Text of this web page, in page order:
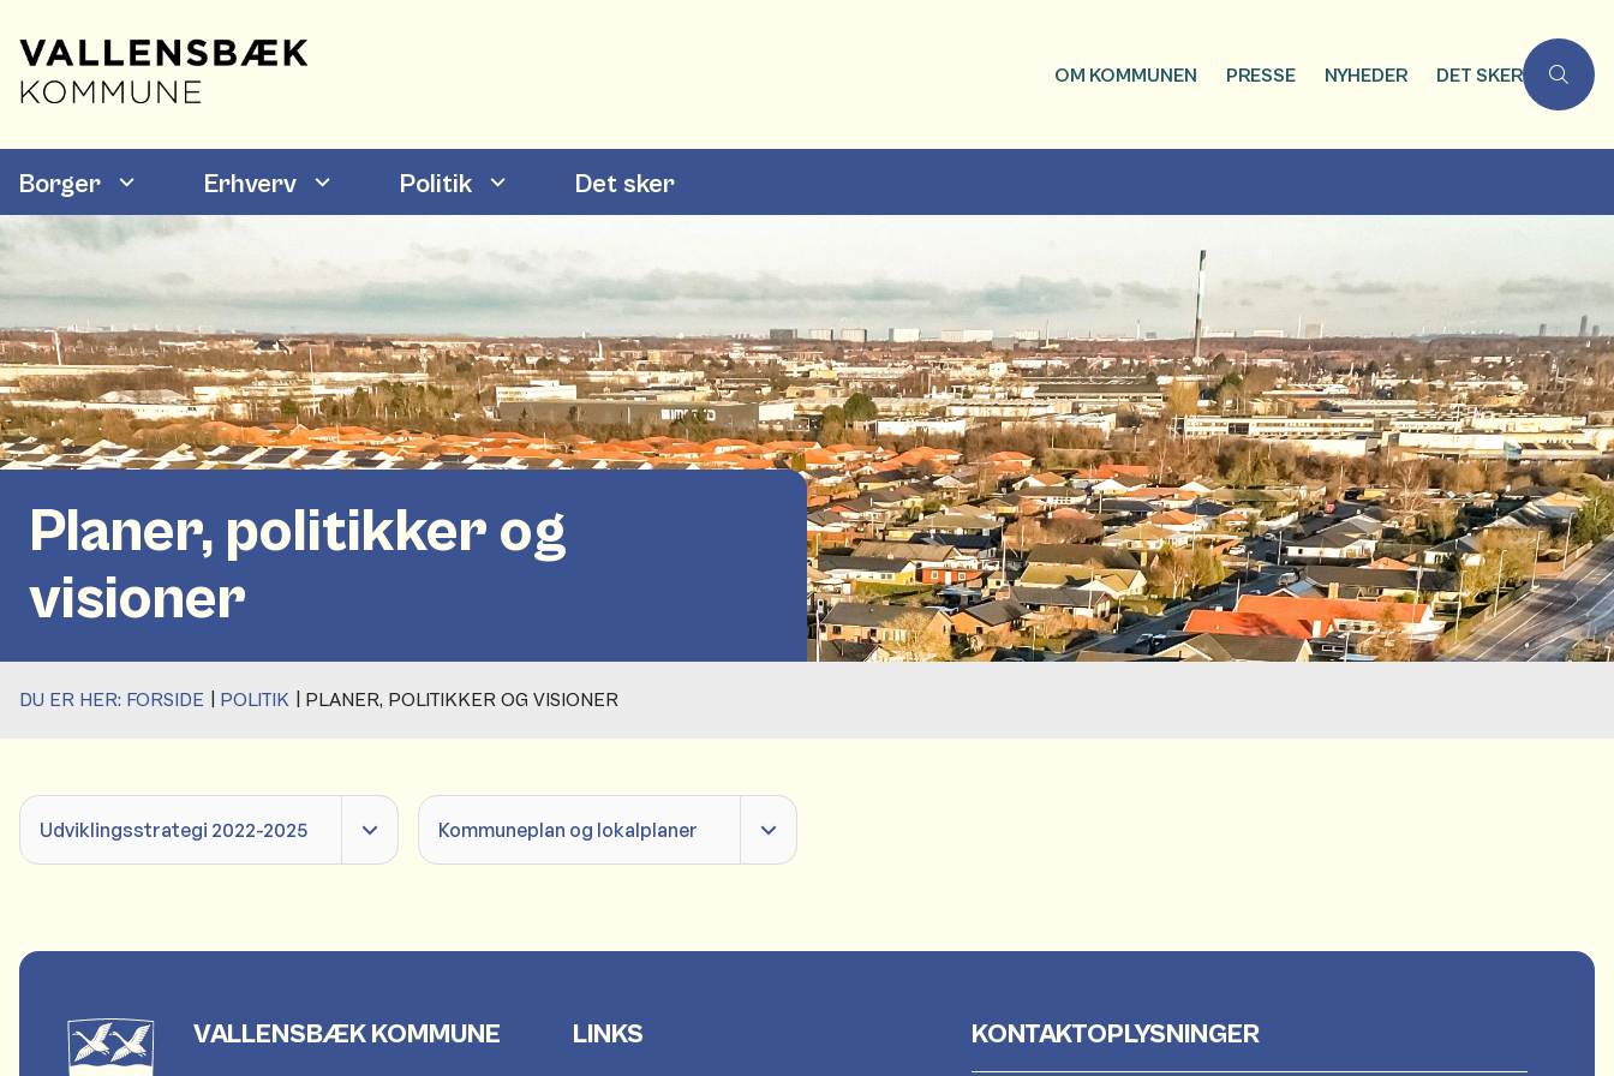
OM KOMMUNEN PRESSE NYHEDER DET SKER
Borger Erhverv Politik Det sker
Planer, politikker og
visioner
DU ER HER: FORSIDE POLITIK PLANER, POLITIKKER OG VISIONER
Udviklingsstrategi 2022-2025 Kommuneplan og lokalplaner
VALLENSBÆK KOMMUNE LINKS KONTAKTOPLYSNINGER